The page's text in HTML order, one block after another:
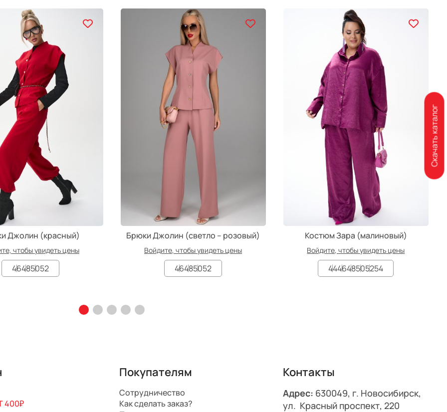
Джолин (красный)
чтобы увидеть цены
46485052
Брюки Джолин (светло – розовый)
Войдите, чтобы увидеть цены
46485052
Костюм Зара (малиновый)
Войдите, чтобы увидеть цены
444648505254
400₽
Покупателям
Сотрудничество
Как сделать заказ?
Контакты
Адрес: 630049, г. Новосибирск,
ул. Красный проспект, 220
Скачать каталог